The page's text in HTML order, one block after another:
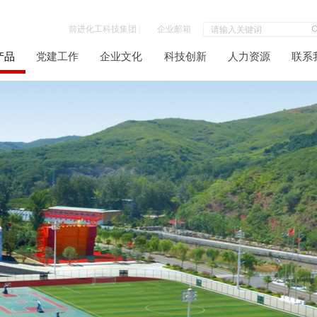
前进化工科技集团 企业邮箱
品 党建工作 企业文化 科技创新 人力资源 联系